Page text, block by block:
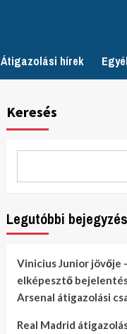
Átigazolási hírek
Keresés
Legutóbbi
Vinicius Junior jövője
elképesztő
Arsenal átigazolási
Real Madrid